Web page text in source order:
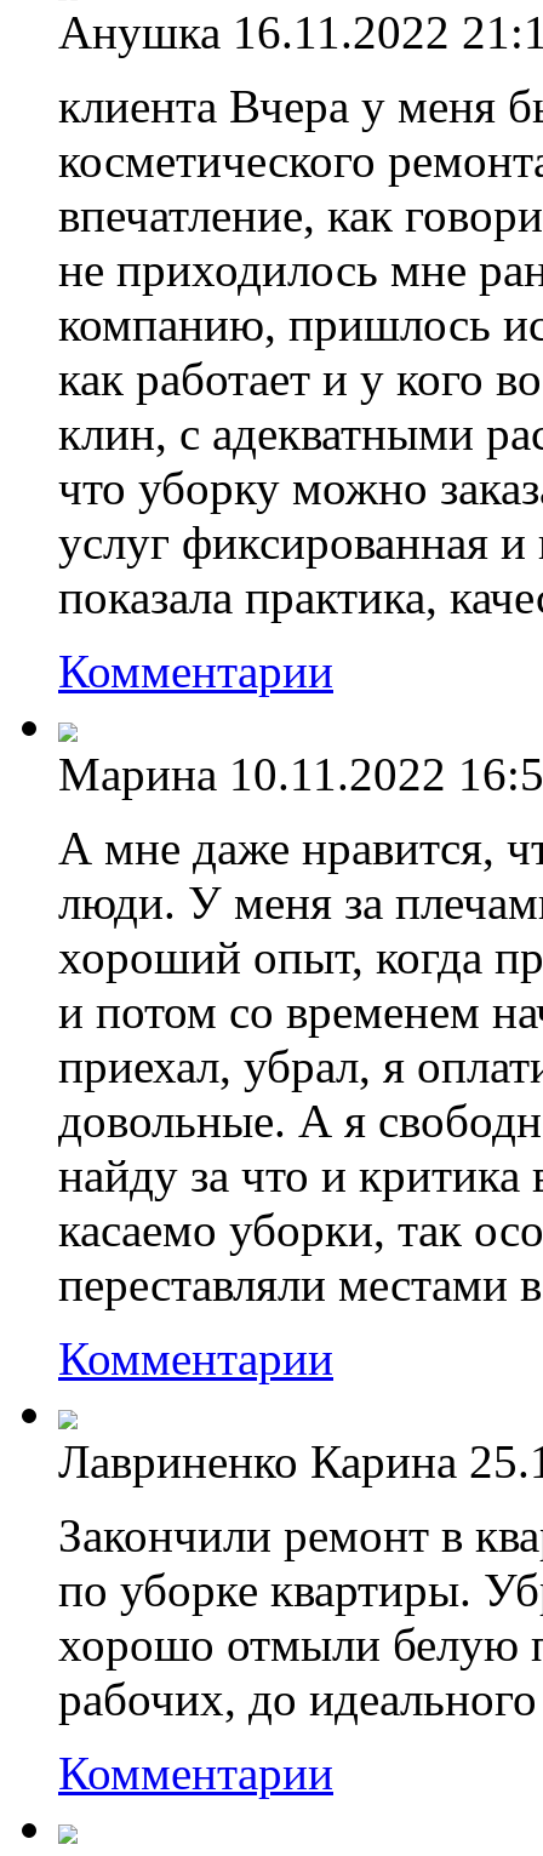
Анушка 16.11.2022
клиента Вчера у меня
косметического
впечатление, как
не приходилось мне
компанию, пришлось
как работает и у кого
клин, с адекватными
что уборку можно
услуг фиксированная
показала практика,
Комментарии
Марина 10.11.2022
А мне даже нравится,
люди. У меня за
хороший опыт, когда
и потом со временем
приехал, убрал, я
довольные. А я
найду за что и критика
касаемо уборки, так
переставляли местами
Комментарии
Лавриненко Карина
Закончили ремонт в
по уборке квартиры.
хорошо отмыли белую
рабочих, до
Комментарии